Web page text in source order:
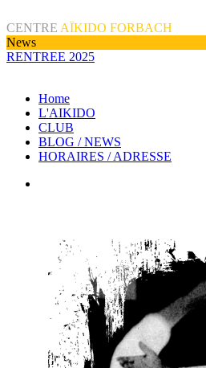
CENTRE AÏKIDO FORBACH
News
RENTREE 2025
Home
L'AIKIDO
CLUB
BLOG / NEWS
HORAIRES / ADRESSE